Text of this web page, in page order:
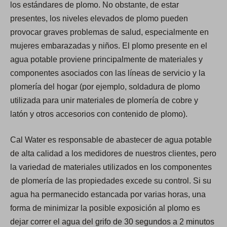
los estándares de plomo. No obstante, de estar
presentes, los niveles elevados de plomo pueden
provocar graves problemas de salud, especialmente en
mujeres embarazadas y niños. El plomo presente en el
agua potable proviene principalmente de materiales y
componentes asociados con las líneas de servicio y la
plomería del hogar (por ejemplo, soldadura de plomo
utilizada para unir materiales de plomería de cobre y
latón y otros accesorios con contenido de plomo).
Cal Water es responsable de abastecer de agua potable
de alta calidad a los medidores de nuestros clientes, pero
la variedad de materiales utilizados en los componentes
de plomería de las propiedades excede su control. Si su
agua ha permanecido estancada por varias horas, una
forma de minimizar la posible exposición al plomo es
dejar correr el agua del grifo de 30 segundos a 2 minutos